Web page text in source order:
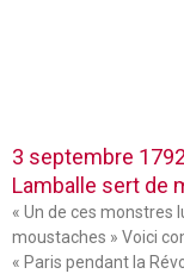
3 septembre
Lamballe sert de
« Un de ces monstres
moustaches » Voici
« Paris pendant la